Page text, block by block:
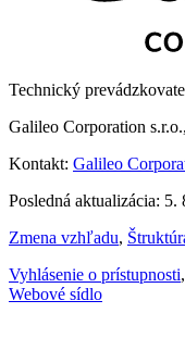
Technický
Galileo Corporation
Kontakt: Galileo
Posledná aktualizácia: 5.
Zmena vzhľadu,
Vyhlásenie o prístupnosti,
Webové sídlo